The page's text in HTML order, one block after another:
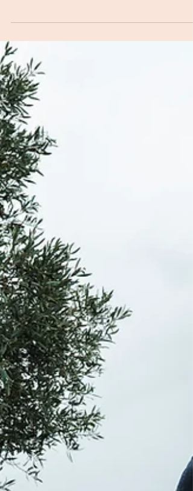
Approuvés)
À la recherche de prestataires de confiance
pour votre mariage à Lyon ou dans le
? Découvrez ma sélection de 5
professionnels testés sur le terrain :
wedding planner, créatrice de robe,
éthiques et livre d'or audio. Une liste
garantie sans mauvaise surprise.